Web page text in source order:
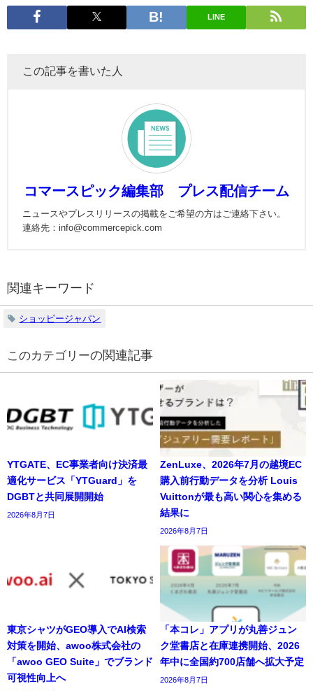
LINE
この記事を書いた人
コマースピック編集部 プレス配信チーム
ニュースやプレスリリースの掲載をご希望の方はご連絡下さい。
連絡先：info@commercepick.com
関連キーワード
ショッピージャパン
の関連記事
YTGATE、EC事業者向け決済最
適化サービス「YTGuard」を
DGBTと共同展開開始
2026年8月7日
ZenLuxe、2026年7月の越境EC
購入前行動データを分析 Louis
Vuittonが最も高い関心を集める
結果に
2026年8月7日
東京シャツがGEO導入でAI検索
対策を開始、awoo株式会社の
「awoo GEO Suite」でブランド
可視性向上へ
「本コレ」アプリが丸善ジュン
ク堂書店と在庫連携開始、2026
年中に全国約700店舗へ拡大予定
2026年8月7日